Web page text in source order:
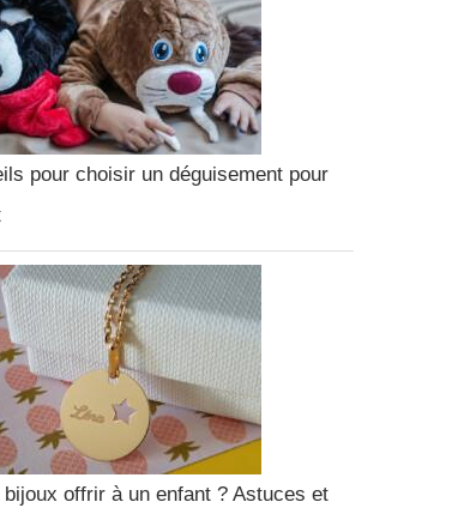
pour choisir un déguisement pour
offrir à un enfant ? Astuces et